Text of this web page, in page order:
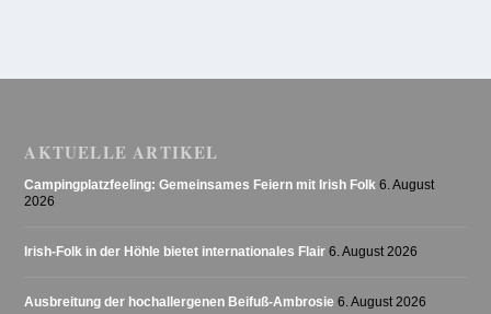
AKTUELLE ARTIKEL
Campingplatzfeeling: Gemeinsames Feiern mit Irish Folk 6. August
2026
Irish-Folk in der Höhle bietet internationales Flair 6. August 2026
Ausbreitung der hochallergenen Beifuß-Ambrosie 6. August 2026